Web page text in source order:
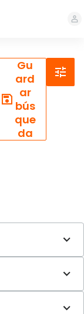
Gu
ard
ar
bús
que
da